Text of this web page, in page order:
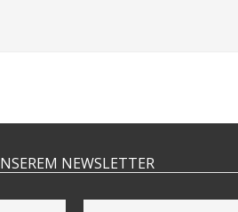
NEWSLETTER